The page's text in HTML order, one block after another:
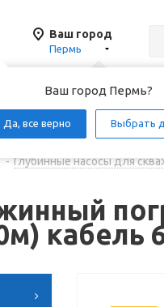
Ваш город
Пермь
Ваш город Пермь?
Да, все верно Выбрать
Акции
- Глубинные насосы для
кабель